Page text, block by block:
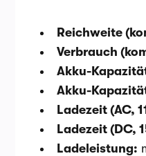
Reichweite
Verbrauch
Akku-
Akku-
Ladezeit (AC,
Ladezeit (DC,
Ladeleistung: